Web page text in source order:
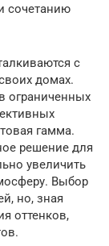
сочетанию
с
домах.
ограниченных
гамма.
решение для
увеличить
Выбор
но, зная
оттенков,